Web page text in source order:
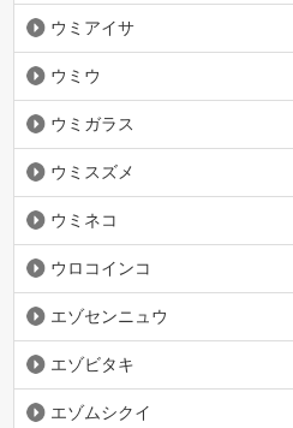
ウミアイサ
ウミウ
ウミガラス
ウミスズメ
ウミネコ
ウロコインコ
エゾセンニュウ
エゾビタキ
エゾムシクイ